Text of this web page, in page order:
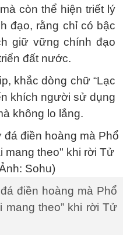
còn thể hiện triết lý
đạo, rằng chỉ có bậc
giữ vững chính đạo
đất nước.
khắc dòng chữ “Lạc
khích người sử dụng
không lo lắng.
điền hoàng mà Phổ
mang theo” khi rời Tử